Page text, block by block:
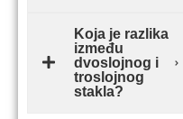
Koja je razlika
između
dvoslojnog i
troslojnog
stakla?